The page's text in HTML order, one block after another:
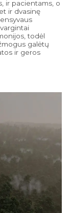
ir pacientams, o
ir dvasinę
todėl
galėtų
ir geros